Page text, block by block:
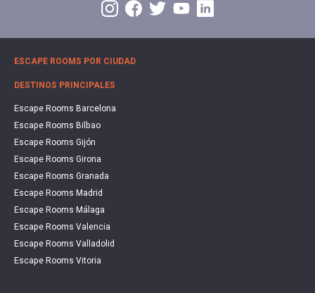
ESCAPE ROOMS POR CIUDAD
DESTINOS PRINCIPALES
Escape Rooms Barcelona
Escape Rooms Bilbao
Escape Rooms Gijón
Escape Rooms Girona
Escape Rooms Granada
Escape Rooms Madrid
Escape Rooms Málaga
Escape Rooms Valencia
Escape Rooms Valladolid
Escape Rooms Vitoria